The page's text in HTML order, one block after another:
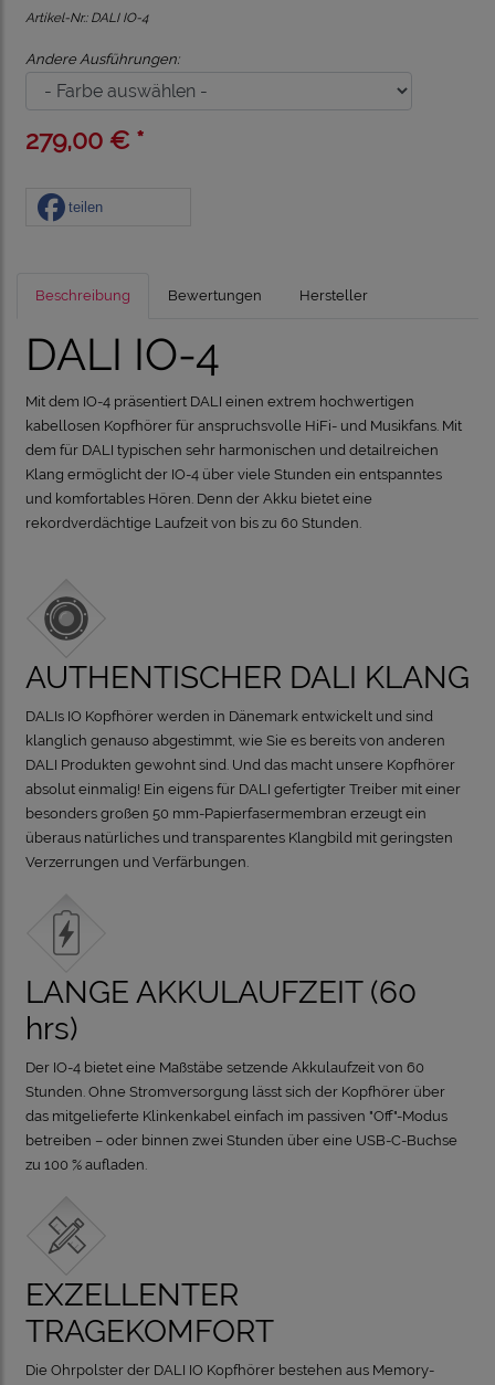
Artikel-Nr.: DALI IO-4
Andere Ausführungen:
279,00 € *
teilen
Beschreibung Bewertungen Hersteller
DALI IO-4
Mit dem IO-4 präsentiert DALI einen extrem hochwertigen
kabellosen Kopfhörer für anspruchsvolle HiFi- und Musikfans. Mit
dem für DALI typischen sehr harmonischen und detailreichen
Klang ermöglicht der IO-4 über viele Stunden ein entspanntes
und komfortables Hören. Denn der Akku bietet eine
rekordverdächtige Laufzeit von bis zu 60 Stunden.
AUTHENTISCHER DALI KLANG
DALIs IO Kopfhörer werden in Dänemark entwickelt und sind
klanglich genauso abgestimmt, wie Sie es bereits von anderen
DALI Produkten gewohnt sind. Und das macht unsere Kopfhörer
absolut einmalig! Ein eigens für DALI gefertigter Treiber mit einer
besonders großen 50 mm-Papierfasermembran erzeugt ein
überaus natürliches und transparentes Klangbild mit geringsten
Verzerrungen und Verfärbungen.
LANGE AKKULAUFZEIT (60
hrs)
Der IO-4 bietet eine Maßstäbe setzende Akkulaufzeit von 60
Stunden. Ohne Stromversorgung lässt sich der Kopfhörer über
das mitgelieferte Klinkenkabel einfach im passiven "Off"-Modus
betreiben – oder binnen zwei Stunden über eine USB-C-Buchse
zu 100 % aufladen.
EXZELLENTER
TRAGEKOMFORT
Die Ohrpolster der DALI IO Kopfhörer bestehen aus Memory-